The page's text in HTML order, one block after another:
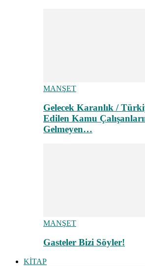
MANŞET
Gelecek Karanlık /
Edilen Kamu
Gelmeyen…
MANŞET
Gasteler Bizi Söyler!
KİTAP